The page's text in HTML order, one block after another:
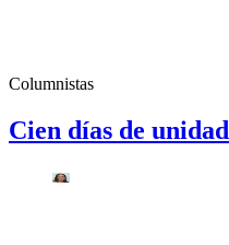
Columnistas
Cien días de unidad